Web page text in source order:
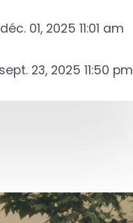
01, 2025 11:01 am
23, 2025 11:50 pm